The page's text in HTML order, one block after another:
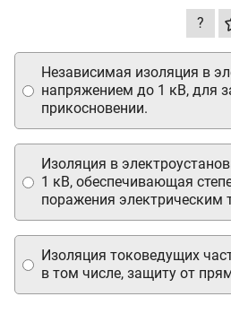
?
Изоляция в
1 кВ, обеспечивающая
поражения электрическим
Изоляция токоведущих
в том числе, защиту от
Независимая изоляция в
напряжением до 1 кВ, для
прикосновении.